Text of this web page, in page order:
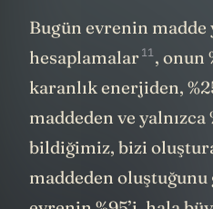
Bugün
evrenin madde
hesaplamalar
, onun
karanlık enerjiden,
maddeden ve yalnızca
bildiğimiz, bizi
maddeden